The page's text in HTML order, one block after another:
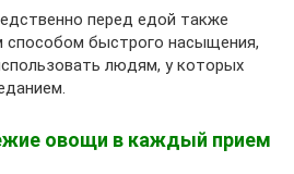
перед едой также
способом быстрого насыщения,
людям, у которых
овощи в каждый прием